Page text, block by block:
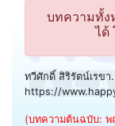
บทความทั้ง
ได้
ทวีศักดิ์ สิริรัตน์เรข
https://
(บทความต้นฉบับ: พ